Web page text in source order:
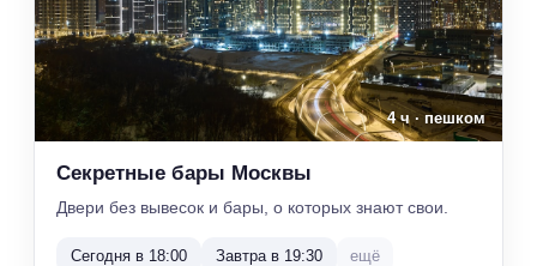
4 ч · пешком
Секретные бары Москвы
Двери без вывесок и бары, о которых знают свои.
Сегодня в 18:00 Завтра в 19:30 ещё